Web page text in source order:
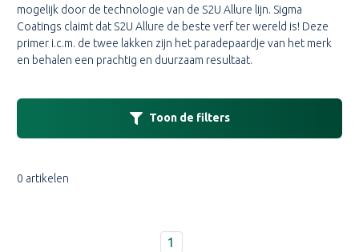
mogelijk door de technologie van de S2U Allure lijn. Sigma
Coatings claimt dat S2U Allure de beste verf ter wereld is! Deze
primer i.c.m. de twee lakken zijn het paradepaardje van het merk
en behalen een prachtig en duurzaam resultaat.
0 artikelen
1
Toon de filters